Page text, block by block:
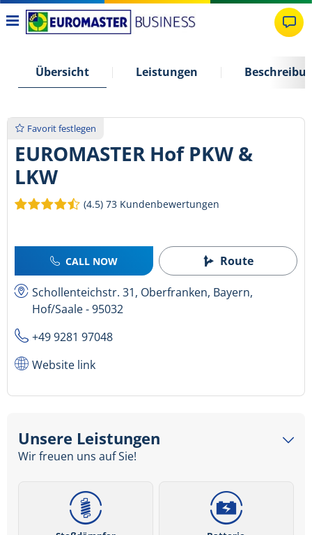
Übersicht Leistungen
Favorit festlegen
EUROMASTER Hof PKW &
LKW
(4.5) 73 Kundenbewertungen
CALL NOW Route
Schollenteichstr. 31, Oberfranken, Bayern,
Hof/Saale - 95032
+49 9281 97048
Website link
Unsere Leistungen
Wir freuen uns auf Sie!